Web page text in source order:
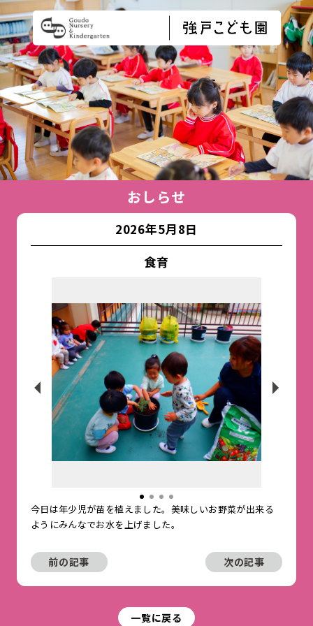
おしらせ
2026年5月8日
食育
今日は年少児が苗を植えました。美味しいお野菜が出来る
ようにみんなでお水を上げました。
前の記事 次の記事
一覧に戻る